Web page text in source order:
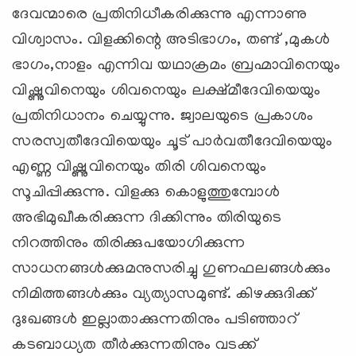
ദേവന്മാരെ പ്രതിനിധീകരിക്കുന്നു എന്നാണു
വിശ്വാസം. വിളക്കിന്റെ അടിഭാഗം, തണ്ട് ,മുകള്‍
ഭാഗം,നാളം എന്നിവ യഥാക്രമം ബ്രഹ്മാവിനെയും
വിഷ്ണുവിനെയും ശിവനെയും ലക്ഷ്മീദേവിയെയും
പ്രതിനിധാനം ചെയ്യുന്നു. ജ്വാലയുടെ പ്രകാശം
സരസ്വതീദേവിയെയും ചൂട് പാര്‍വതീദേവിയെയും
എണ്ണ വിഷ്ണുവിനെയും തിരി ശിവനെയും
സൂചിപ്പിക്കുന്നു. വിളക്കു കൊളുത്തുമ്പോള്‍
അഭിമുഖീകരിക്കുന്ന ദിക്കിന്നും തിരിയുടെ
നിറത്തിനും തിരിക്കുപയോഗിക്കുന്ന
സാധനങ്ങള്‍ക്കുമനുസരിച്ചു ഗുണഫലങ്ങള്‍ക്കും
നിമിത്തങ്ങള്‍ക്കും വ്യത്യാസമുണ്ട്. കിഴക്കുദിക്ക്
ദുഃഖങ്ങള്‍ ഇല്ലാതാക്കുന്നതിനും പടിഞ്ഞാറ്
കടബാധ്യത തീര്‍ക്കുന്നതിനും വടക്ക്